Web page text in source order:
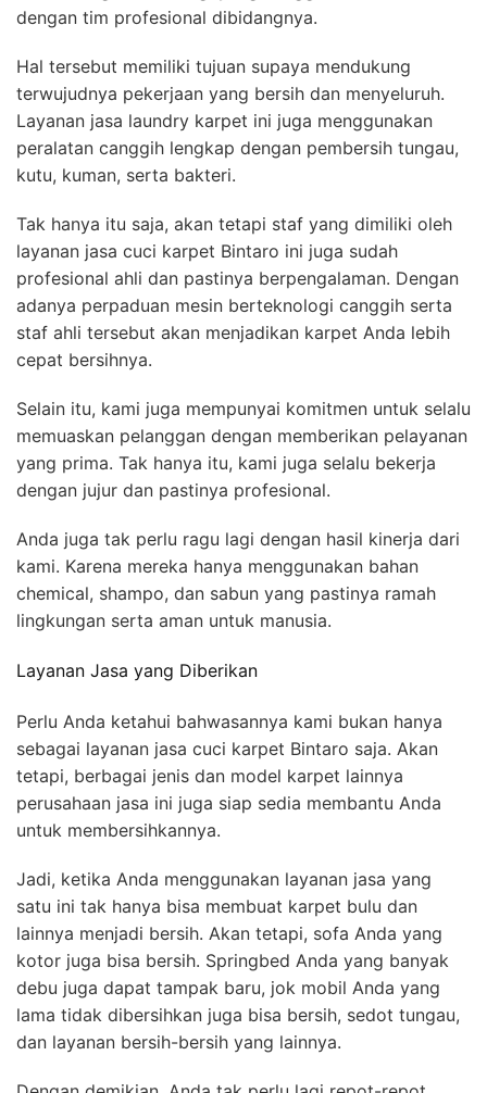
dengan tim profesional dibidangnya.
Hal tersebut memiliki tujuan supaya mendukung
terwujudnya pekerjaan yang bersih dan menyeluruh.
Layanan jasa laundry karpet ini juga menggunakan
peralatan canggih lengkap dengan pembersih tungau,
kutu, kuman, serta bakteri.
Tak hanya itu saja, akan tetapi staf yang dimiliki oleh
layanan jasa cuci karpet Bintaro ini juga sudah
profesional ahli dan pastinya berpengalaman. Dengan
adanya perpaduan mesin berteknologi canggih serta
staf ahli tersebut akan menjadikan karpet Anda lebih
cepat bersihnya.
Selain itu, kami juga mempunyai komitmen untuk selalu
memuaskan pelanggan dengan memberikan pelayanan
yang prima. Tak hanya itu, kami juga selalu bekerja
dengan jujur dan pastinya profesional.
Anda juga tak perlu ragu lagi dengan hasil kinerja dari
kami. Karena mereka hanya menggunakan bahan
chemical, shampo, dan sabun yang pastinya ramah
lingkungan serta aman untuk manusia.
Layanan Jasa yang Diberikan
Perlu Anda ketahui bahwasannya kami bukan hanya
sebagai layanan jasa cuci karpet Bintaro saja. Akan
tetapi, berbagai jenis dan model karpet lainnya
perusahaan jasa ini juga siap sedia membantu Anda
untuk membersihkannya.
Jadi, ketika Anda menggunakan layanan jasa yang
satu ini tak hanya bisa membuat karpet bulu dan
lainnya menjadi bersih. Akan tetapi, sofa Anda yang
kotor juga bisa bersih. Springbed Anda yang banyak
debu juga dapat tampak baru, jok mobil Anda yang
lama tidak dibersihkan juga bisa bersih, sedot tungau,
dan layanan bersih-bersih yang lainnya.